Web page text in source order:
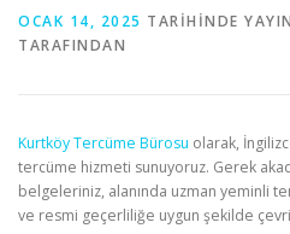
HUKUKI TERCÜME
AKADEMIK TERCÜME
OCAK 14, 2025 TARIHINDE
TARAFINDAN
Kurtköy Tercüme Bürosu olarak,
tercüme hizmeti sunuyoruz. Gerek
belgeleriniz, alanında uzman yeminli
ve resmi geçerliliğe uygun şekilde